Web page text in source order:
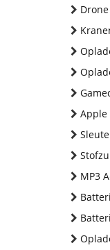
Apple
MP3